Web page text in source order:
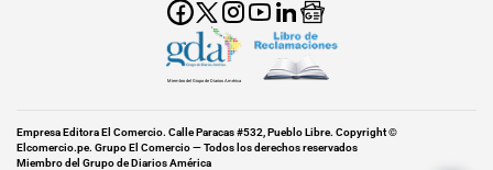
Miembro del Grupo de Diarios América
Empresa Editora El Comercio. Calle Paracas #532, Pueblo Libre. Copyright ©
Elcomercio.pe. Grupo El Comercio — Todos los derechos reservados
Miembro del Grupo de Diarios América